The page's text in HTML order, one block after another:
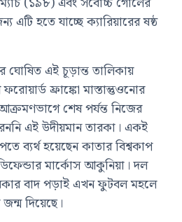
হতে যাচ্ছে ক্যারিয়ারের ষষ্ঠ
ঘোষিত এই চূড়ান্ত তালিকায়
ফ্রাঙ্কো মাস্তান্তুওনোর
শেষ পর্যন্ত নিজের
এই উদীয়মান তারকা। একই
ব্যর্থ হয়েছেন কাতার বিশ্বকাপ
মার্কোস আকুনিয়া। দল
বাদ পড়াই এখন ফুটবল মহলে
দিয়েছে।